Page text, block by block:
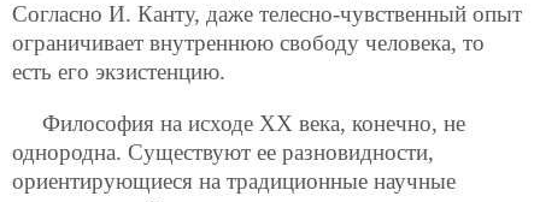
Согласно И. Канту, даже телесно-чувственный опыт
ограничивает внутреннюю свободу человека, то
есть его экзистенцию.
Философия на исходе ХХ века, конечно, не
однородна. Существуют ее разновидности,
ориентирующиеся на традиционные научные